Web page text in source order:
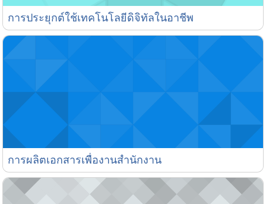
การประยุกต์ใช้เทคโนโลยีดิจิทัลในอาชีพ
การประยุกต์ใช้เทคโนโลยีดิจิทัลในอาชีพ
การผลิตเอกสารเพื่องานสำนักงาน
การผลิตเอกสารเพื่องานสำนักงาน